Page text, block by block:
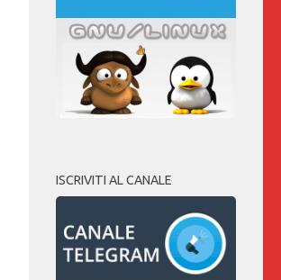
ISCRIVITI AL CANALE